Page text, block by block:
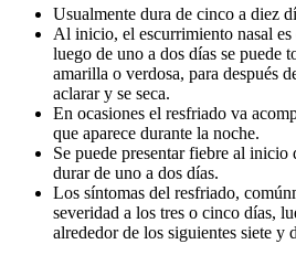
Usualmente dura de cinco a diez
Al inicio, el escurrimiento nasal
luego de uno a dos días se puede
amarilla o verdosa, para después
aclarar y se seca.
En ocasiones el resfriado va
que aparece durante la noche.
Se puede presentar fiebre al inicio
durar de uno a dos días.
Los síntomas del resfriado,
severidad a los tres o cinco días,
alrededor de los siguientes siete y